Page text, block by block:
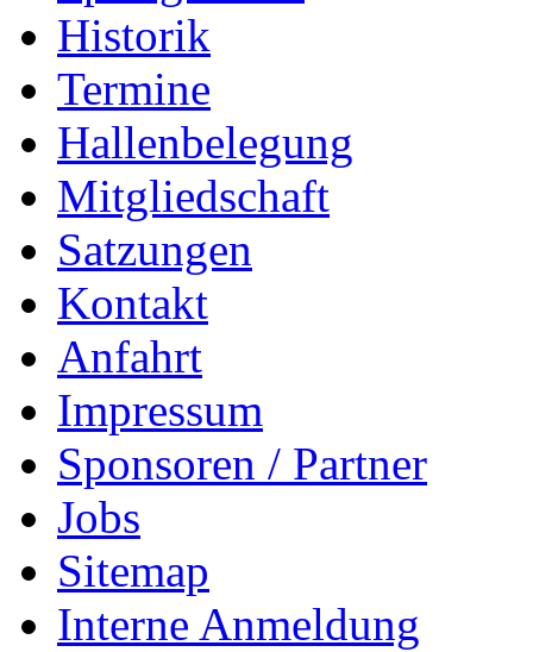
Historik
Termine
Hallenbelegung
Mitgliedschaft
Satzungen
Kontakt
Anfahrt
Impressum
Sponsoren / Partner
Jobs
Sitemap
Interne Anmeldung